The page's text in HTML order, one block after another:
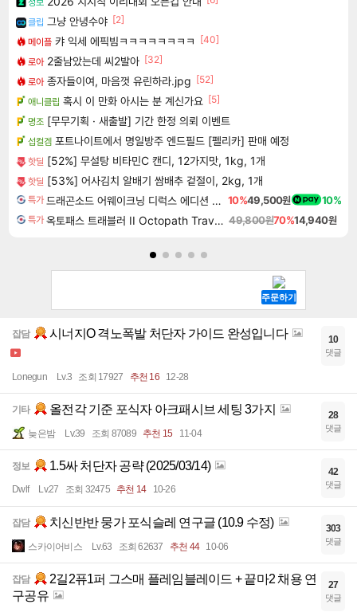
클립 그냥 안녕수야 [2]
메이플 캬 익세 에픽빔ㅋㅋㅋㅋㅋㅋㅋㅋ
[40]
로아 2줄남았는데 씨2발아 [32]
로아 종자들이여, 마음껏 유린하라.jpg [52]
애니클립 혹시 이 만화 아시는 분 계신가요 [5]
명조 [무무기획 · 새출발] 기간 한정 의뢰 이벤트
섭컬겜 포트나이트에서 명일방주 엔드필드 [펠리카] 판매 예정
핫딜 [52%] 무설탕 비타민C 캔디, 12가지맛, 1kg, 1개
핫딜 [53%] 어사김치 알배기 쌈배추 겉절이, 2kg, 1개
특가 드래곤소드 어웨이크닝 디럭스 에디션 DragonSword Awakening Deluxe Edition 10%49,500원 10%
특가 옥토패스 트래블러 II Octopath Traveler II 49,800원70%14,940원
잡담 시너지O 격노폭발 처단자 가이드 완성입니다
Lonegun Lv.3 조회 17927 추천 16 12-28
10
댓글
기타 올전각 기준 포식자 아크패시브 세팅 3가지
늦은밤 Lv.39 조회 87089 추천 15 11-04
28
댓글
정보 1.5싸 처단자 공략 (2025/03/14)
Dwlf Lv.27 조회 32475 추천 14 10-26
42
댓글
잡담 치신반반 뭉가 포식슬레 연구글 (10.9 수정)
스카이어비스 Lv.63 조회 62637 추천 44 10-06
303
댓글
잡담
2길2퓨1퍼 그스매 플레임블레이드 + 끝마2 채용 연
구공유
27
댓글